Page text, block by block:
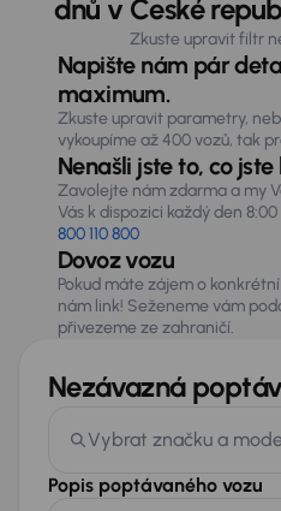
dnů v České
Zkuste upravit filtr
Napište nám pár
maximum.
Zkuste upravit parametry,
vykoupíme až 400 vozů, tak
Nenašli jste to, co
Zavolejte nám zdarma a my
Vás k dispozici každý den 8:00
800 110 800
Dovoz vozu
Pokud máte zájem o
nám link! Seženeme vám
přivezeme ze zahraničí.
Nezávazná
Vybrat značku a
Popis poptávaného vozu